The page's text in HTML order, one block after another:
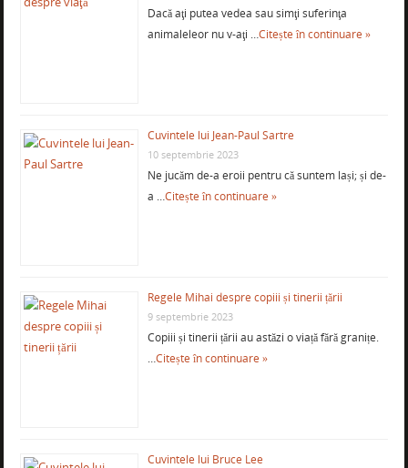
Dacă aţi putea vedea sau simţi suferinţa
animaleleor nu v-aţi …Citește în continuare »
Cuvintele lui Jean-Paul Sartre
10 septembrie 2023
Ne jucăm de-a eroii pentru că suntem lași; și de-
a …Citește în continuare »
Regele Mihai despre copiii și tinerii țării
9 septembrie 2023
Copiii și tinerii țării au astăzi o viață fără granițe.
…Citește în continuare »
Cuvintele lui Bruce Lee